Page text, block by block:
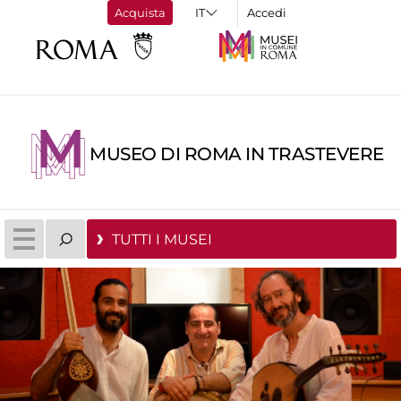
Acquista Accedi
MUSEO DI ROMA IN TRASTEVERE
TUTTI I MUSEI